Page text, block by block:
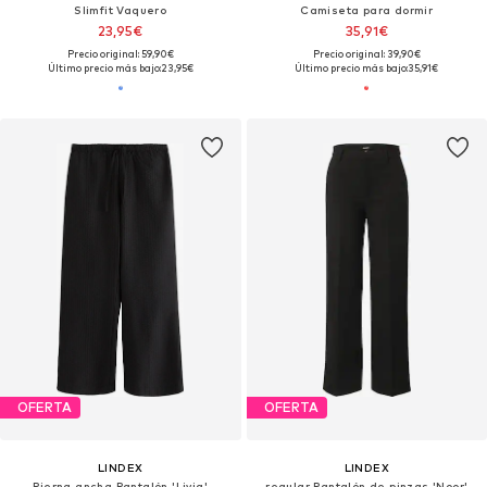
Slimfit Vaquero
23,95€
Precio original: 59,90€
Último precio más bajo:23,95€
Camiseta para dormir
35,91€
Precio original: 39,90€
Último precio más bajo:35,91€
OFERTA
LINDEX
OFERTA
LINDEX